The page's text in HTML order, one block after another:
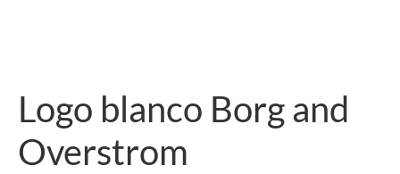
Logo blanco Borg and
Overstrom